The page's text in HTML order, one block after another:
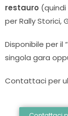
restauro
per Rally Storici,
Disponibile per il
singola gara
Contattaci per